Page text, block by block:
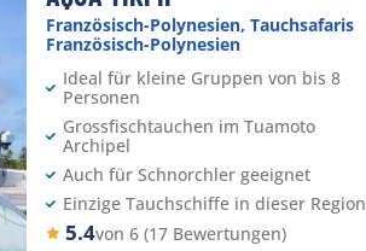
Französisch-Polynesien, Tauchsafaris
Französisch-Polynesien
Ideal für kleine Gruppen von bis 8
Personen
Grossfischtauchen im Tuamoto
Archipel
Auch für Schnorchler geeignet
Einzige Tauchschiffe in dieser Region
5.4von 6 (17 Bewertungen)